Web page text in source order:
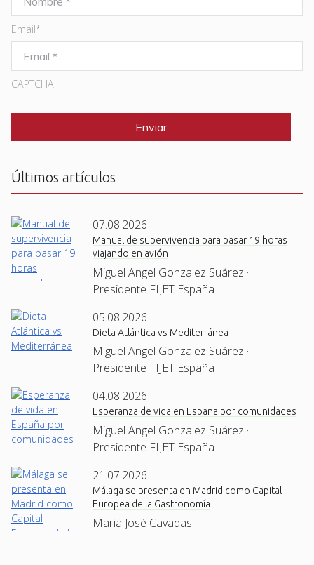
Email*
CAPTCHA
Últimos artículos
07.08.2026
Manual de supervivencia para pasar 19 horas
viajando en avión
Miguel Angel Gonzalez Suárez ·
Presidente FIJET España
05.08.2026
Dieta Atlántica vs Mediterránea
Miguel Angel Gonzalez Suárez ·
Presidente FIJET España
04.08.2026
Esperanza de vida en España por comunidades
Miguel Angel Gonzalez Suárez ·
Presidente FIJET España
21.07.2026
Málaga se presenta en Madrid como Capital
Europea de la Gastronomía
Maria José Cavadas